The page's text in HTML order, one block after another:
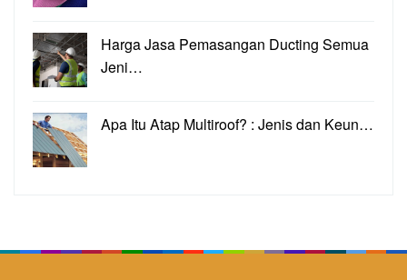
Harga Jasa Pemasangan Ducting Semua
Jeni…
Apa Itu Atap Multiroof? : Jenis dan Keun…